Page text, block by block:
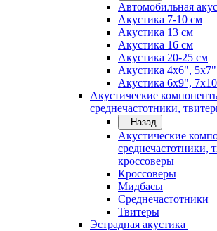
Автомобильная
Акустика 7-10 см
Акустика 13 см
Акустика 16 см
Акустика 20-25 см
Акустика 4х6", 5х7"
Акустика 6х9",
Акустические
среднечастотники,
Назад
Акустические
среднечастотники,
кроссоверы
Кроссоверы
Мидбасы
Среднечастотники
Твитеры
Эстрадная акустика